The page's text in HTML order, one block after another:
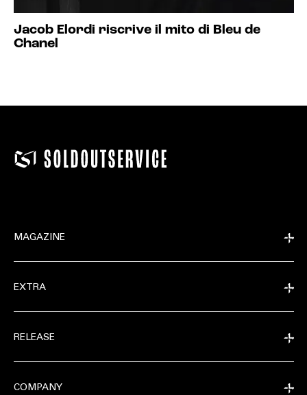
Jacob Elordi riscrive il mito di Bleu de
Chanel
MAGAZINE
EXTRA
RELEASE
COMPANY